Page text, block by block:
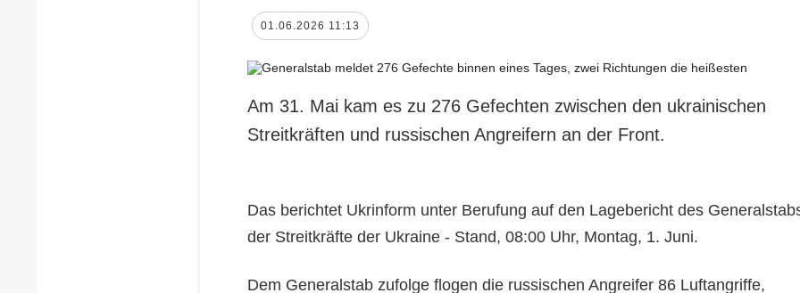
01.06.2026 11:13
Am 31. Mai kam es zu 276 Gefechten zwischen den ukrainischen
Streitkräften und russischen Angreifern an der Front.
Das berichtet Ukrinform unter Berufung auf den Lagebericht des
der Streitkräfte der Ukraine - Stand, 08:00 Uhr, Montag, 1. Juni.
Dem Generalstab zufolge flogen die russischen Angreifer 86 Luftangriffe,